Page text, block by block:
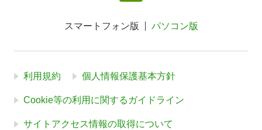
スマートフォン版 パソコン版
利用規約 個人情報保護基本方針
Cookie等の利用に関するガイドライン
サイトアクセス情報の取得について